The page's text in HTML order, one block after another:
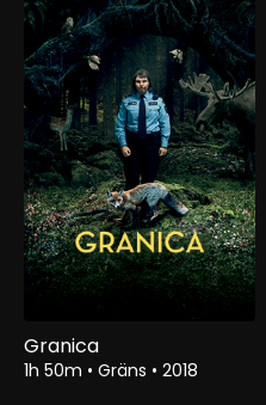
Granica
1h 50m • Gräns • 2018